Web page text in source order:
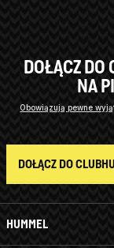
HUMMEL
DOŁĄCZ DO
NA
Obowiązują pewne
DOŁĄCZ DO